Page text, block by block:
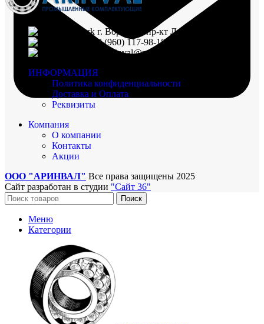
г. Воронеж, пр-кт Ленинский, д. 221
8 (960) 117-98-18
arinval@mail.ru
ИНФОРМАЦИЯ
Политика конфиденциальности
Доставка и Оплата
Реквизиты
Компания
О компании
Контакты
Акции
ООО "АРИНВАЛ" Все права защищены 2025
Сайт разработан в студии "Сайт 36"
Поиск
Меню
Категории